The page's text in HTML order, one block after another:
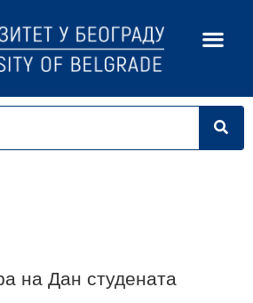
на Дан студената